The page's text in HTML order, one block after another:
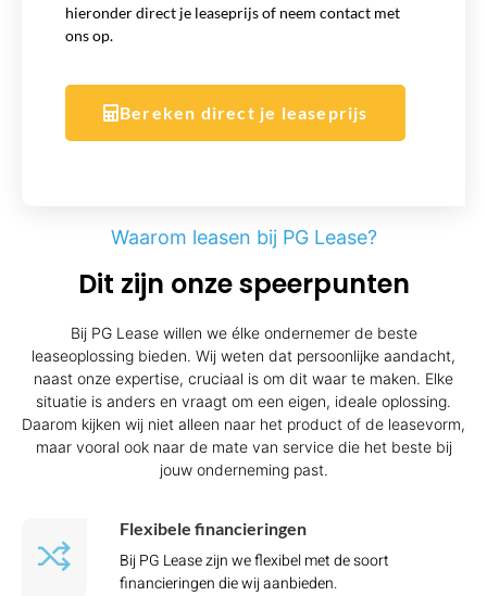
hieronder direct je leaseprijs of neem contact met
ons op.
Bereken direct je leaseprijs
Waarom leasen bij PG Lease?
Dit zijn onze speerpunten
Bij PG Lease willen we élke ondernemer de beste
leaseoplossing bieden. Wij weten dat persoonlijke aandacht,
naast onze expertise, cruciaal is om dit waar te maken. Elke
situatie is anders en vraagt om een eigen, ideale oplossing.
Daarom kijken wij niet alleen naar het product of de leasevorm,
maar vooral ook naar de mate van service die het beste bij
jouw onderneming past.
Flexibele financieringen
Bij PG Lease zijn we flexibel met de soort
financieringen die wij aanbieden.